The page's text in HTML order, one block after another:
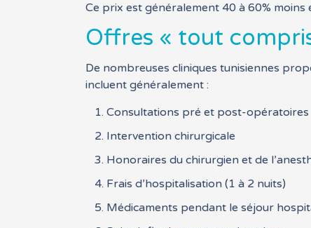
Ce prix est généralement 40 à 60% moins
Offres « tout
De nombreuses cliniques tunisiennes
incluent généralement :
Consultations pré et post-opératoires
Intervention chirurgicale
Honoraires du chirurgien et de
Frais d’hospitalisation (1 à 2 nuits)
Médicaments pendant le séjour